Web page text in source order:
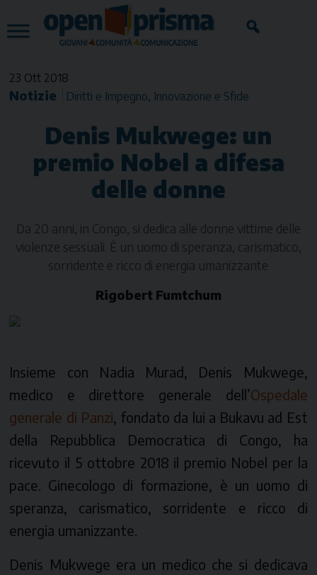
to
content
23 Ott 2018
Notizie Diritti e Impegno Innovazione e Sfide
Denis Mukwege: un
premio Nobel a difesa
delle donne
Da 20 anni, in Congo, si dedica alle donne vittime delle
violenze sessuali. È un uomo di speranza, carismatico,
sorridente e ricco di energia umanizzante
Rigobert Fumtchum
Insieme con Nadia Murad, Denis Mukwege,
medico e direttore generale dell’Ospedale
generale di Panzi , fondato da lui a Bukavu ad Est
della Repubblica Democratica di Congo, ha
ricevuto il 5 ottobre 2018 il premio Nobel per la
pace. Ginecologo di formazione, è un uomo di
speranza, carismatico, sorridente e ricco di
energia umanizzante.
Denis Mukwege era un medico che si dedicava